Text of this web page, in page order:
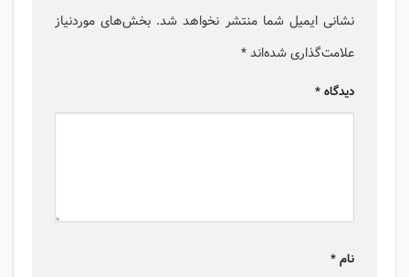
نشانی ایمیل شما منتشر نخواهد شد. بخش‌های موردنیاز
علامت‌گذاری شده‌اند*
دیدگاه *
نام *